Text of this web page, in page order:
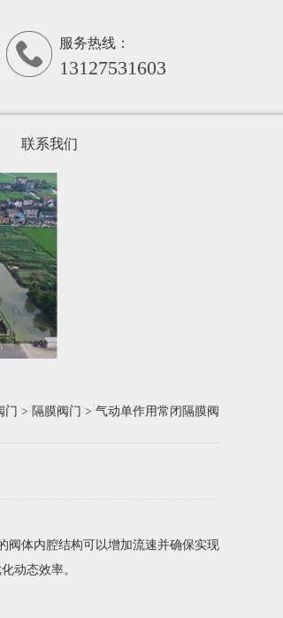
服务热线：
13127531603
联系我们
门 > 隔膜阀门 > 气动单作用常闭隔膜阀
阀体内腔结构可以增加流速并确保实现
动态效率。